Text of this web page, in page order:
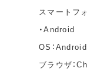
スマートフ
・Android
OS：
ブラウザ：